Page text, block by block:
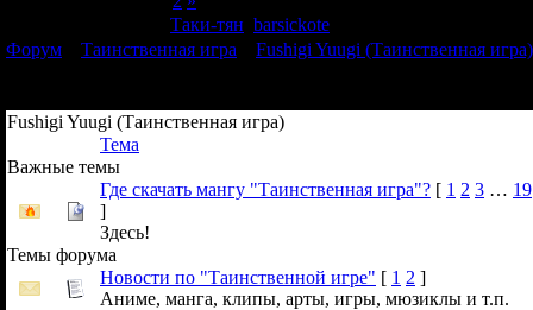
Таки-тян barsickote
Форум
Таинственная игра Fushigi Yuugi (Таинственная игра)
Fushigi Yuugi (Таинственная игра)
Тема
Важные темы
Где скачать мангу "Таинственная игра"? [ 1 2 3 … 19
]
Здесь!
Темы форума
Новости по "Таинственной игре" [ 1 2 ]
Аниме, манга, клипы, арты, игры, мюзиклы и т.п.